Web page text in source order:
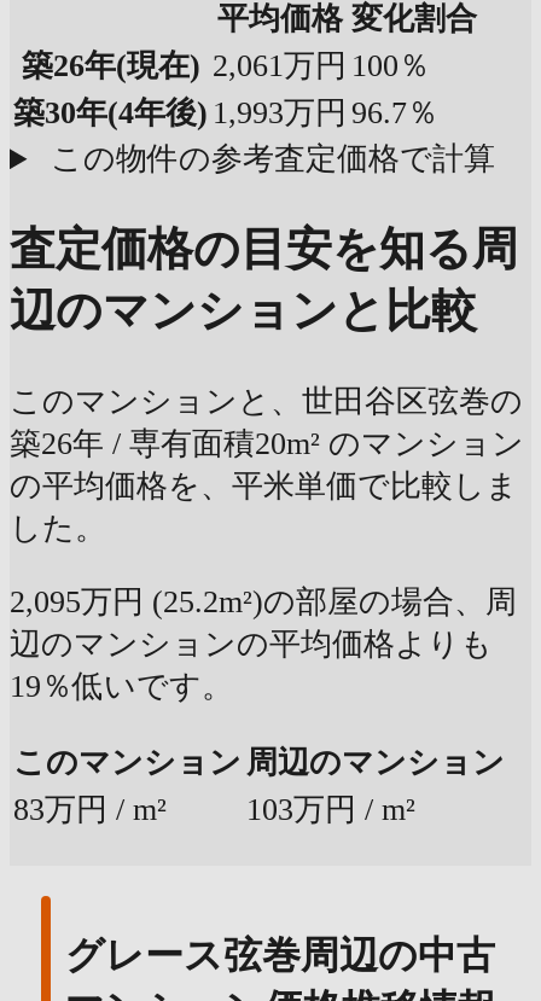
平均価格 変化割合
築26年(現在) 2,061万円 100％
築30年(4年後) 1,993万円 96.7％
この物件の参考査定価格で計算
査定価格の目安を知る周
辺のマンションと比較
このマンションと、世田谷区弦巻の
築26年 / 専有面積20m² のマンション
の平均価格を、平米単価で比較しま
した。
2,095万円 (25.2m²)の部屋の場合、周
辺のマンションの平均価格よりも
19％低いです。
このマンション 周辺のマンション
83万円 / m²
103万円 / m²
グレース弦巻周辺の中古